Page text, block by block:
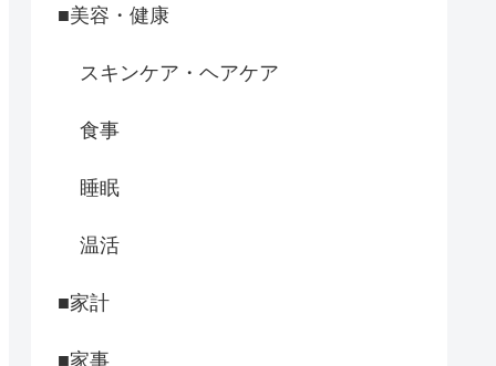
■美容・健康
スキンケア・ヘアケア
食事
睡眠
温活
■家計
■家事